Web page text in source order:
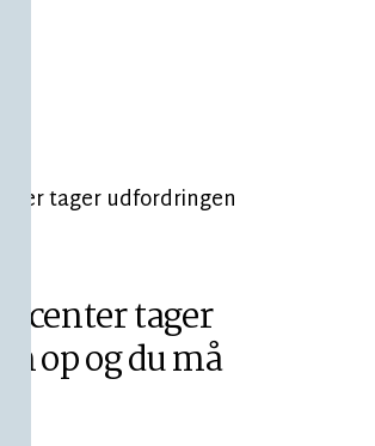
tager
op og du må